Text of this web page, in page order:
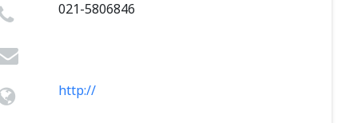
021-5806846
http://